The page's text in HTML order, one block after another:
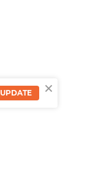
×
UPDATE